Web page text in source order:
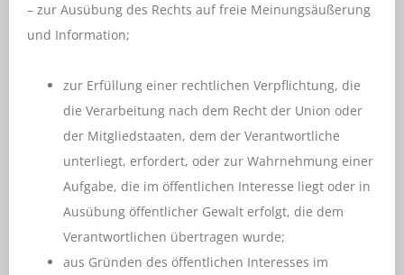
– zur Ausübung des Rechts auf freie Meinungsäußerung
und Information;
zur Erfüllung einer rechtlichen Verpflichtung, die
die Verarbeitung nach dem Recht der Union oder
der Mitgliedstaaten, dem der Verantwortliche
unterliegt, erfordert, oder zur Wahrnehmung einer
Aufgabe, die im öffentlichen Interesse liegt oder in
Ausübung öffentlicher Gewalt erfolgt, die dem
Verantwortlichen übertragen wurde;
aus Gründen des öffentlichen Interesses im